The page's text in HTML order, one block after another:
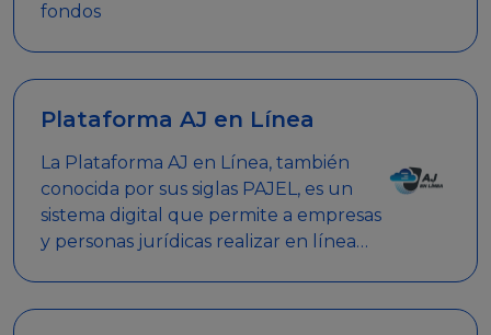
fondos
Plataforma AJ en Línea
La Plataforma AJ en Línea, también
conocida por sus siglas PAJEL, es un
sistema digital que permite a empresas
y personas jurídicas realizar en línea